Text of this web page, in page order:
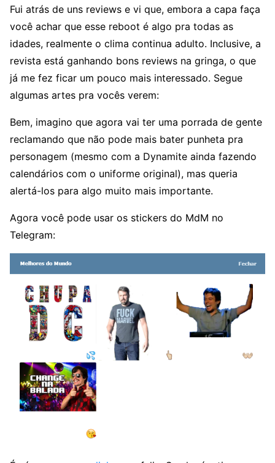
Fui atrás de uns reviews e vi que, embora a capa faça
você achar que esse reboot é algo pra todas as
idades, realmente o clima continua adulto. Inclusive, a
revista está ganhando bons reviews na gringa, o que
já me fez ficar um pouco mais interessado. Segue
algumas artes pra vocês verem:
Bem, imagino que agora vai ter uma porrada de gente
reclamando que não pode mais bater punheta pra
personagem (mesmo com a Dynamite ainda fazendo
calendários com o uniforme original), mas queria
alertá-los para algo muito mais importante.
Agora você pode usar os stickers do MdM no
Telegram: